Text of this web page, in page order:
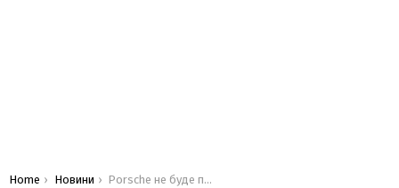
You are here:
Home Новини Porsche не буде переводити суперкар 911 на електротягу: знайдено рішення